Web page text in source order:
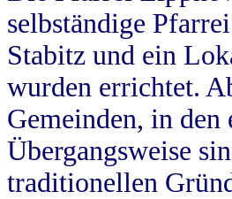
selbständige
Stabitz und ein
wurden errichtet.
Gemeinden, in den
Übergangsweise
traditionellen